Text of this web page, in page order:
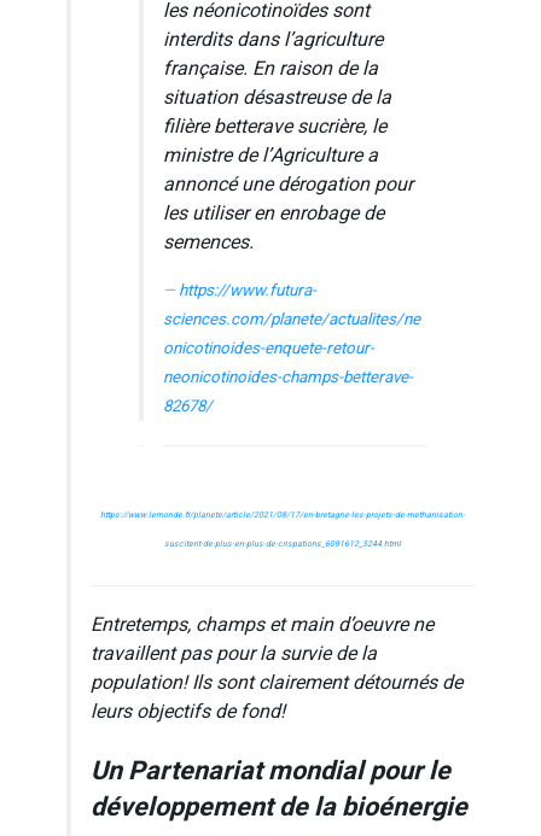
les néonicotinoïdes sont
interdits dans l’agriculture
française. En raison de la
situation désastreuse de la
filière betterave sucrière, le
ministre de l’Agriculture a
annoncé une dérogation pour
les utiliser en enrobage de
semences.
https://www.futura-
sciences.com/planete/actualites/ne
onicotinoides-enquete-retour-
neonicotinoides-champs-betterave-
82678/
https://www.lemonde.fr/planete/article/2021/08/17/en-bretagne-les-projets-de-methanisation-
suscitent-de-plus-en-plus-de-crispations_6091612_3244.html
Entretemps, champs et main d’oeuvre ne
travaillent pas pour la survie de la
population! Ils sont clairement détournés de
leurs objectifs de fond!
Un Partenariat mondial pour le
développement de la bioénergie